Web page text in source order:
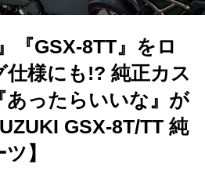
『GSX-8TT』をロ
仕様にも!? 純正カス
あったらいいな』が
GSX-8T/TT 純
】